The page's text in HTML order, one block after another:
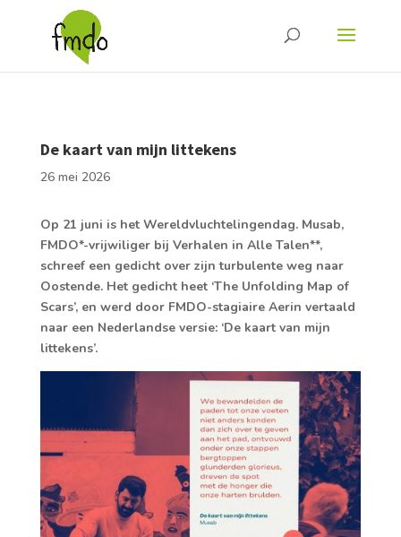
De kaart van mijn littekens
26 mei 2026
Op 21 juni is het Wereldvluchtelingendag. Musab,
FMDO*-vrijwiliger bij Verhalen in Alle Talen**,
schreef een gedicht over zijn turbulente weg naar
Oostende. Het gedicht heet ‘The Unfolding Map of
Scars’, en werd door FMDO-stagiaire Aerin vertaald
naar een Nederlandse versie: ‘De kaart van mijn
littekens’.